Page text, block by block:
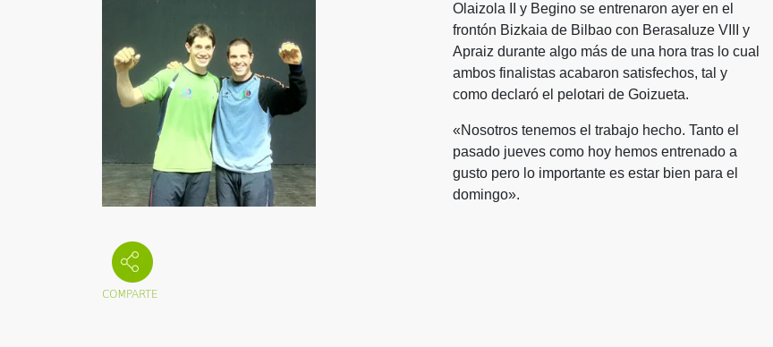
Olaizola II y Begino se entrenaron ayer en el
frontón Bizkaia de Bilbao con Berasaluze VIII y
Apraiz durante algo más de una hora tras lo cual
ambos finalistas acabaron satisfechos, tal y
como declaró el pelotari de Goizueta.
«Nosotros tenemos el trabajo hecho. Tanto el
pasado jueves como hoy hemos entrenado a
gusto pero lo importante es estar bien para el
domingo».